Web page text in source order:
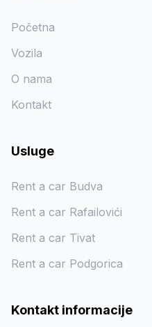
Početna
Vozila
O nama
Kontakt
Usluge
Rent a car Budva
Rent a car Rafailovići
Rent a car Tivat
Rent a car Podgorica
Kontakt informacije